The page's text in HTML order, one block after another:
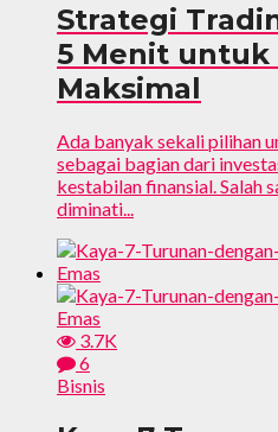
Strategi
5 Menit untuk
Maksimal
Ada banyak sekali pilihan
sebagai bagian dari
kestabilan finansial. Salah
diminati...
3.7K
6
Bisnis